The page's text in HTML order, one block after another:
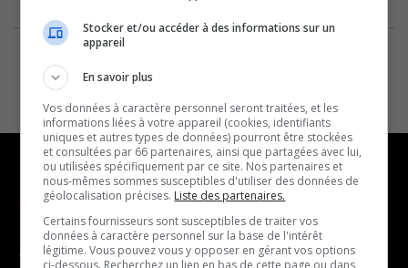
NOUVELLES
- Affaires municipales
MUSIQUE
- Décompte franco
Stocker et/ou accéder à des informations sur un
appareil
En savoir plus
Vos données à caractère personnel seront traitées, et les
informations liées à votre appareil (cookies, identifiants
uniques et autres types de données) pourront être stockées
et consultées par 66 partenaires, ainsi que partagées avec lui,
ou utilisées spécifiquement par ce site. Nos partenaires et
nous-mêmes sommes susceptibles d'utiliser des données de
géolocalisation précises. Liste des partenaires.
Certains fournisseurs sont susceptibles de traiter vos
données à caractère personnel sur la base de l'intérêt
légitime. Vous pouvez vous y opposer en gérant vos options
ci-dessous. Recherchez un lien en bas de cette page ou dans